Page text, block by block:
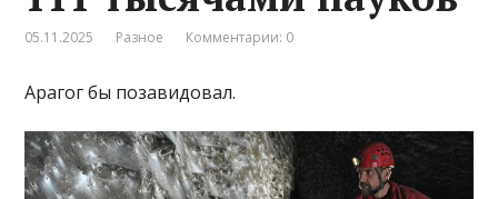
05.11.2025 Разное Комментарии: 0
Арагог бы позавидовал.